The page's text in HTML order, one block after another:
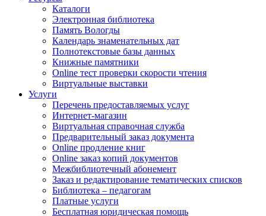
Каталоги
Электронная библиотека
Память Вологды
Календарь знаменательных дат
Полнотекстовые базы данных
Книжные памятники
Online тест проверки скорости чтения
Виртуальные выставки
Услуги
Перечень предоставляемых услуг
Интернет-магазин
Виртуальная справочная служба
Предварительный заказ документа
Online продление книг
Online заказ копий документов
Межбиблиотечный абонемент
Заказ и редактирование тематических списков
Библиотека – педагогам
Платные услуги
Бесплатная юридическая помощь